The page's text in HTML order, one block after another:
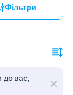
Фільтри
до вас,